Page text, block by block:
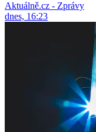
Aktuálně.cz - Zprávy
dnes, 16:23